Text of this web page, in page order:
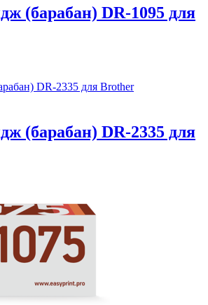
(барабан) DR-1095 для
(барабан) DR-2335 для